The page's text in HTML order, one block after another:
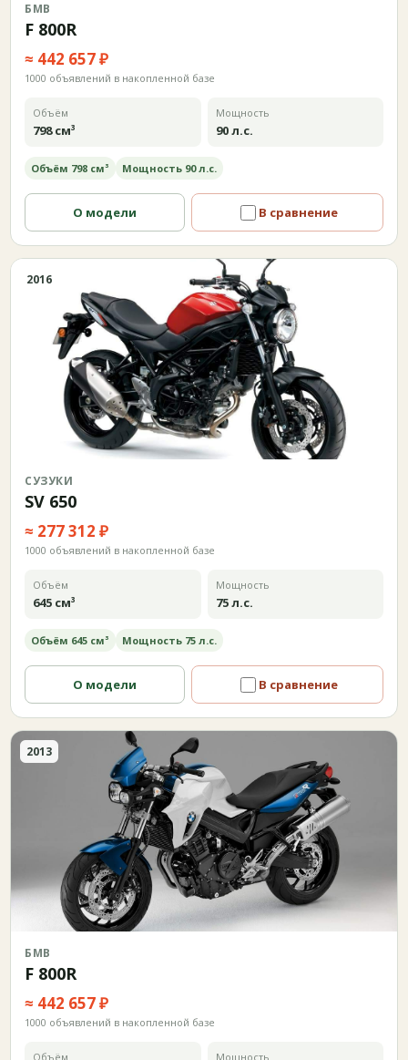
БМВ
F 800R
≈ 442 657 ₽
1000 объявлений в накопленной базе
Объём
798 см³
Мощность
90 л.с.
Объём 798 см³ Мощность 90 л.с.
О модели В сравнение
2016
СУЗУКИ
SV 650
≈ 277 312 ₽
1000 объявлений в накопленной базе
Объём
645 см³
Мощность
75 л.с.
Объём 645 см³ Мощность 75 л.с.
О модели В сравнение
2013
БМВ
F 800R
≈ 442 657 ₽
1000 объявлений в накопленной базе
Объём Мощность